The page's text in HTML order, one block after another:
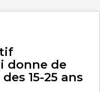
donne de
15-25 ans